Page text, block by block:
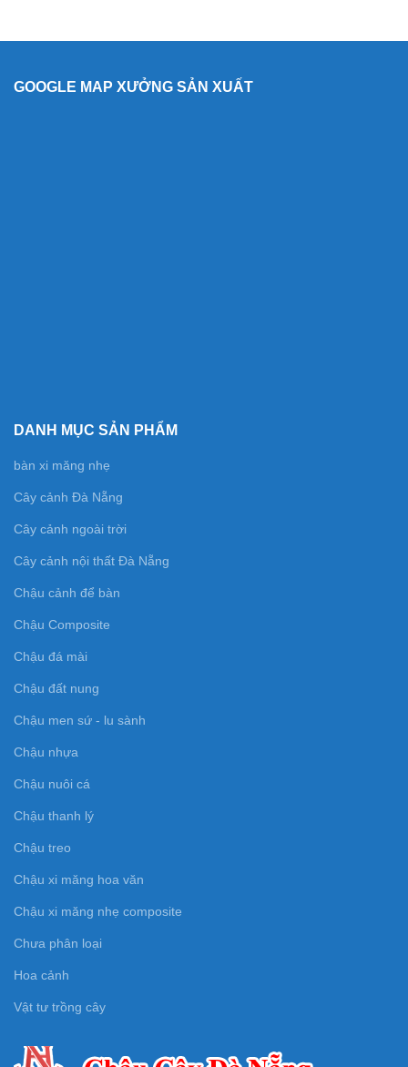
GOOGLE MAP XƯỞNG SẢN XUẤT
DANH MỤC SẢN PHẨM
bàn xi măng nhẹ
Cây cảnh Đà Nẵng
Cây cảnh ngoài trời
Cây cảnh nội thất Đà Nẵng
Chậu cảnh để bàn
Chậu Composite
Chậu đá mài
Chậu đất nung
Chậu men sứ - lu sành
Chậu nhựa
Chậu nuôi cá
Chậu thanh lý
Chậu treo
Chậu xi măng hoa văn
Chậu xi măng nhẹ composite
Chưa phân loại
Hoa cảnh
Vật tư trồng cây